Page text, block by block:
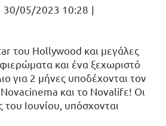
30/05/2023 10:28 |
του Hollywood και μεγάλες
και ένα ξεχωριστό
για 2 μήνες υποδέχονται τον
Novacinema και το Novalifε! Οι
του Ιουνίου, υπόσχονται